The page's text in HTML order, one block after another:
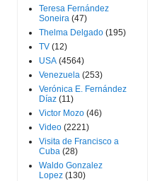
Teresa Fernández
Soneira (47)
Thelma Delgado (195)
TV (12)
USA (4564)
Venezuela (253)
Verónica E. Fernández
Díaz (11)
Victor Mozo (46)
Video (2221)
Visita de Francisco a
Cuba (28)
Waldo Gonzalez
Lopez (130)